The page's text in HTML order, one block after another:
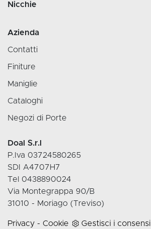
Nicchie
Azienda
Contatti
Finiture
Maniglie
Cataloghi
Negozi di Porte
Doal S.r.l
P.Iva 03724580265
SDI A4707H7
Tel 0438890024
Via Montegrappa 90/B
31010 - Moriago (Treviso)
Privacy - Cookie Gestisci i consensi